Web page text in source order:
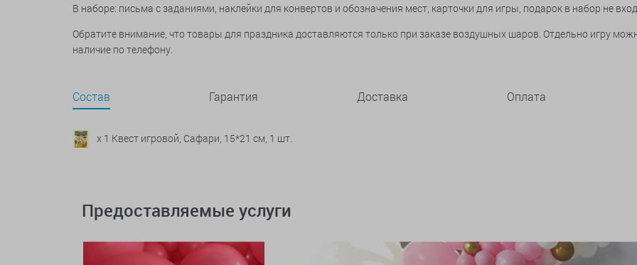
В наборе: письма с заданиями, наклейки для конвертов и обозначения мест, карточки для игры, подарок в набор не
Обратите внимание, что товары для праздника доставляются только при заказе воздушных шаров. Отдельно игру
наличие по телефону.
Состав Гарантия Доставка Оплата
x 1 Квест игровой, Сафари, 15*21 см, 1 шт.
Предоставляемые услуги